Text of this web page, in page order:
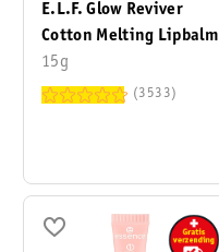
E.l.f. Glow Reviver
Cotton Melting Lipbalm
15g
3533